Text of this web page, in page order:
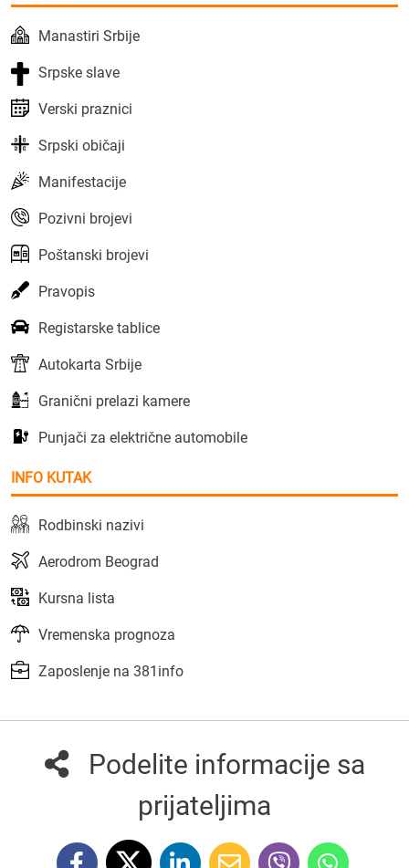
Manastiri Srbije
Srpske slave
Verski praznici
Srpski običaji
Manifestacije
Pozivni brojevi
Poštanski brojevi
Pravopis
Registarske tablice
Autokarta Srbije
Granični prelazi kamere
Punjači za električne automobile
INFO KUTAK
Rodbinski nazivi
Aerodrom Beograd
Kursna lista
Vremenska prognoza
Zaposlenje na 381info
Podelite informacije sa
prijateljima